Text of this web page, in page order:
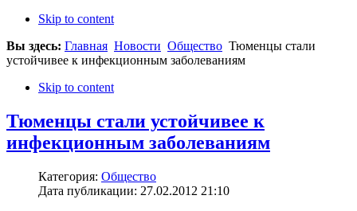
Skip to content
Вы здесь: Главная Новости Общество Тюменцы стали
устойчивее к инфекционным заболеваниям
Skip to content
Тюменцы стали устойчивее к
инфекционным заболеваниям
Категория: Общество
Дата публикации: 27.02.2012 21:10